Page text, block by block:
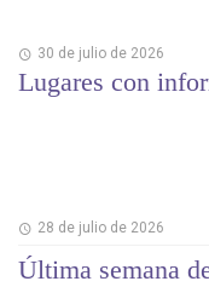
30 de julio de 2026
Lugares con
28 de julio de 2026
Última semana